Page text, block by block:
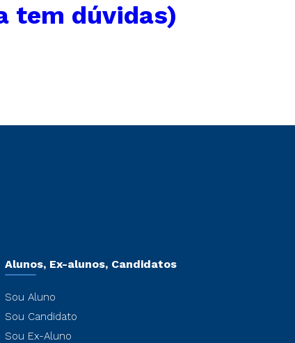
tem dúvidas)
Alunos, Ex-alunos, Candidatos
Sou Aluno
Sou Candidato
Sou Ex-Aluno